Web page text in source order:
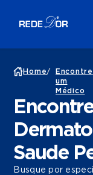
Home/
Encontre
um
Médico
Saude
Busque por